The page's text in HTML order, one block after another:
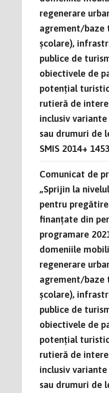
regenerare
agrement/baze
școlare),
publice de
obiectivele de
potențial
rutieră de
inclusiv
sau drumuri de
SMIS 2014+
Comunicat de
„Sprijin la
pentru
finanțate din
programare
domeniile
regenerare
agrement/baze
școlare),
publice de
obiectivele de
potențial
rutieră de
inclusiv
sau drumuri de